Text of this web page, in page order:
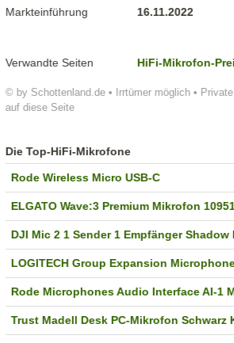
© by Schottenland.de • Irrtümer möglich •
auf diese Seite
Markteinführung 16.11.2022
Verwandte Seiten HiFi-Mikrofon-
Die Top-HiFi-Mikrofone
Rode Wireless Micro USB-C
ELGATO Wave:3 Premium Mikrofon
DJI Mic 2 1 Sender 1 Empfänger Shadow
LOGITECH Group Expansion
Rode Microphones Audio Interface AI-1
Trust Madell Desk PC-Mikrofon Schwarz